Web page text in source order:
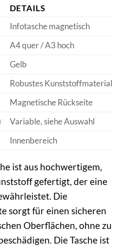
DETAILS
Infotasche magnetisch
A4 quer / A3 hoch
Gelb
Robustes Kunststoffmaterial
Magnetische Rückseite
Variable, siehe Auswahl
Innenbereich
ist aus hochwertigem,
gefertigt, der eine
Die
sorgt für einen sicheren
Oberflächen, ohne zu
Die Tasche ist